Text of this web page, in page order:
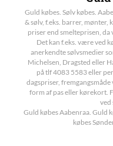
Guld købes. Sølv købes.
& sølv, f.eks. barrer, mønter,
priser end smelteprisen,
Det kan f.eks. være ved
anerkendte sølvsmedier
Michelsen, Dragsted eller
på tlf 4083 5583 eller
dagspriser,
form af pas eller kørekort.
ved
Guld købes Aabenraa. Guld
købes